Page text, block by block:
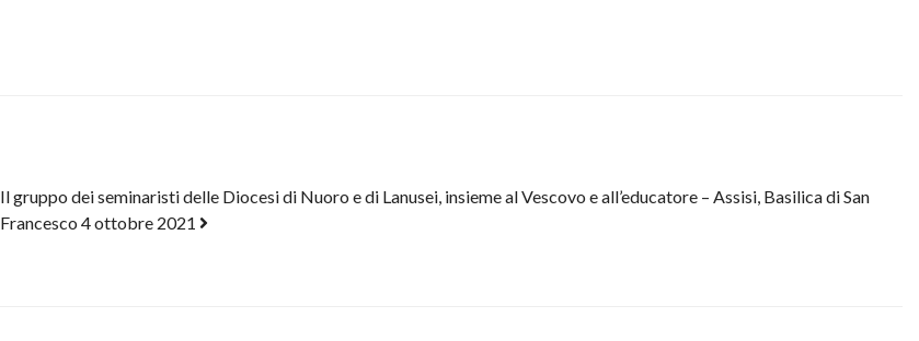
Il gruppo dei seminaristi delle Diocesi di Nuoro e di Lanusei, insieme al Vescovo e all’educatore – Assisi, Basilica di San
Francesco 4 ottobre 2021